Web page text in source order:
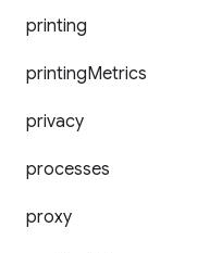
printing
printingMetrics
privacy
processes
proxy